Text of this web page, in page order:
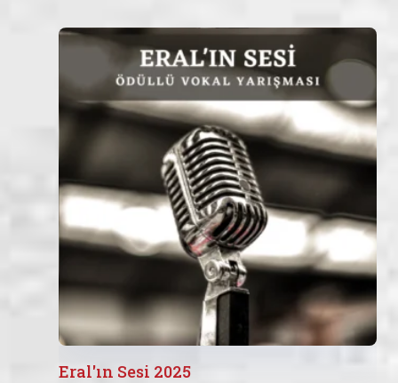
Eral'ın Sesi 2025